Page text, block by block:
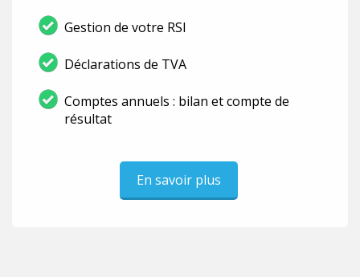
Gestion de votre RSI
Déclarations de TVA
Comptes annuels : bilan et compte de
résultat
En savoir plus